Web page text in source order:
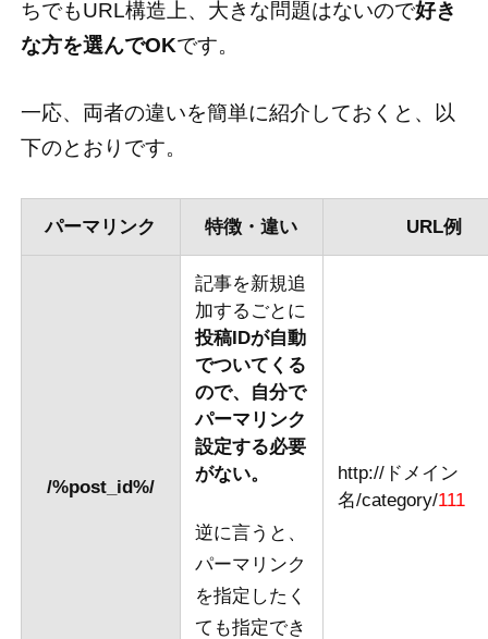
ちでもURL構造上、大きな問題はないので好き
な方を選んでOKです。
一応、両者の違いを簡単に紹介しておくと、以
下のとおりです。
パーマリンク 特徴・違い URL例
/%post_id%/
記事を新規追
加するごとに
投稿IDが自動
でついてくる
ので、自分で
パーマリンク
設定する必要
がない。
逆に言うと、
パーマリンク
を指定したく
ても指定でき
http://ドメイン
名/category/111